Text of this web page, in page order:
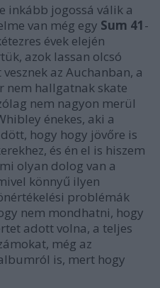
inkább jogossá válik a
van még egy Sum 41-
évek elején
azok lassan olcsó
az Auchanban, a
nem hallgatnak skate
nem nagyon merül
énekes, aki a
hogy hogy jövőre is
és én el is hiszem
olyan dolog van a
könnyű ilyen
problémák
nem mondhatni, hogy
adott volna, a teljes
még az
is, mert hogy